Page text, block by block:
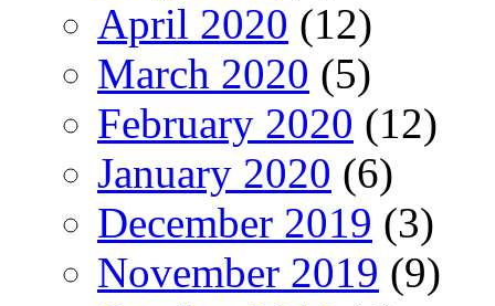
April 2020 (12)
March 2020 (5)
February 2020 (12)
January 2020 (6)
December 2019 (3)
November 2019 (9)